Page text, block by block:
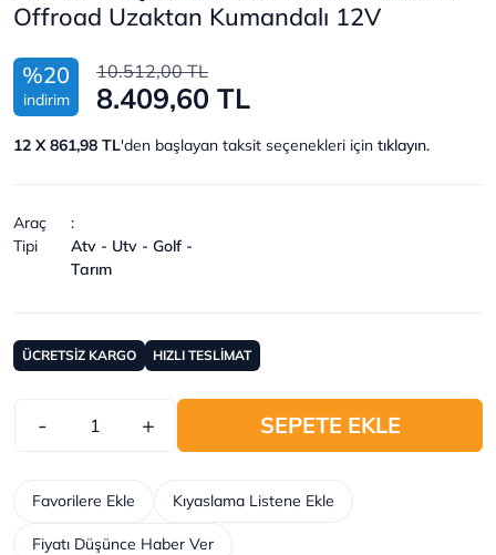
Offroad Uzaktan Kumandalı 12V
%20
indirim
10.512,00 TL
8.409,60 TL
12 X 861,98 TL'den başlayan taksit seçenekleri için tıklayın.
Araç
Tipi
:
Atv - Utv - Golf -
Tarım
ÜCRETSİZ KARGO HIZLI TESLİMAT
- + SEPETE EKLE
Kıyaslama Listene Ekle
Favorilere Ekle
Fiyatı Düşünce Haber Ver